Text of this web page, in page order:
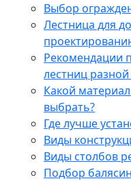
Выбор
Лестница для
Рекомендации
лестниц
Какой
выбрать?
Где лучше
Виды
Виды столбов
Подбор